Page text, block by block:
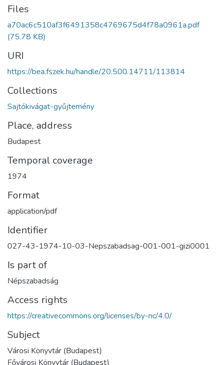
Files
a70ac6c510af3f6491358c4769675d4f78a0961a.pdf
(75.78 KB)
URI
https://bea.fszek.hu/handle/20.500.14711/113814
Collections
Sajtókivágat-gyűjtemény
Place, address
Budapest
Temporal coverage
1974
Format
application/pdf
Identifier
027-43-1974-10-03-Nepszabadsag-001-001-gizi0001
Is part of
Népszabadság
Access rights
https://creativecommons.org/licenses/by-nc/4.0/
Subject
Városi Könyvtár (Budapest)
Fővárosi Könyvtár (Budapest)